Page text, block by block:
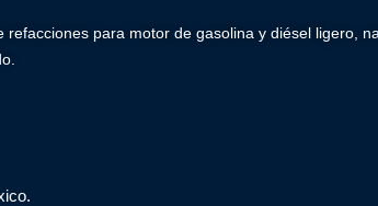
para motor de gasolina y diésel ligero,